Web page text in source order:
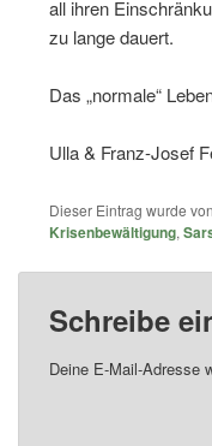
all ihren
zu lange dauert.
Das „normale“
Ulla & Franz-Josef
Dieser Eintrag wurde von
Krisenbewältigung,
Schreibe
Deine E-Mail-Adresse